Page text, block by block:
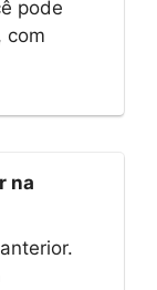
pode
com
na